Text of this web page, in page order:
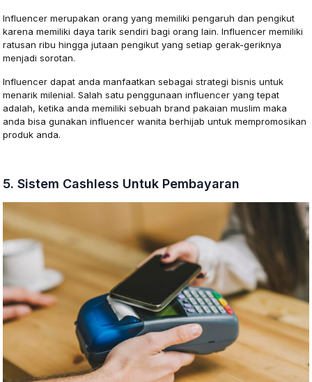
Influencer merupakan orang yang memiliki pengaruh dan pengikut
karena memiliki daya tarik sendiri bagi orang lain. Influencer memiliki
ratusan ribu hingga jutaan pengikut yang setiap gerak-geriknya
menjadi sorotan.
Influencer dapat anda manfaatkan sebagai strategi bisnis untuk
menarik milenial. Salah satu penggunaan influencer yang tepat
adalah, ketika anda memiliki sebuah brand pakaian muslim maka
anda bisa gunakan influencer wanita berhijab untuk mempromosikan
produk anda.
5. Sistem Cashless Untuk Pembayaran